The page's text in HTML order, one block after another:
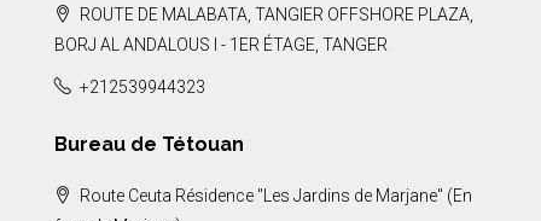
ROUTE DE MALABATA, TANGIER OFFSHORE PLAZA,
BORJ AL ANDALOUS I - 1ER ÉTAGE, TANGER
+212539944323
Bureau de Tétouan
Route Ceuta Résidence "Les Jardins de Marjane" (En